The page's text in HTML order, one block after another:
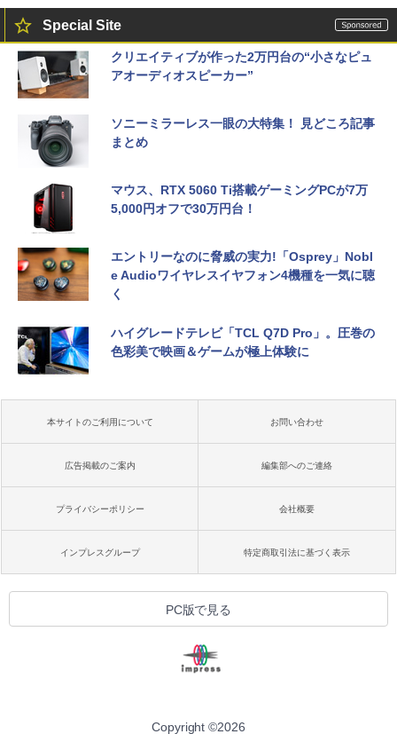
Special Site
クリエイティブが作った2万円台の“小さなピュ
アオーディオスピーカー”
ソニーミラーレス一眼の大特集！ 見どころ記事
まとめ
マウス、RTX 5060 Ti搭載ゲーミングPCが7万
5,000円オフで30万円台！
エントリーなのに脅威の実力!「Osprey」Nobl
e Audioワイヤレスイヤフォン4機種を一気に聴
く
ハイグレードテレビ「TCL Q7D Pro」。圧巻の
色彩美で映画＆ゲームが極上体験に
本サイトのご利用について お問い合わせ
広告掲載のご案内 編集部へのご連絡
プライバシーポリシー 会社概要
インプレスグループ 特定商取引法に基づく表示
PC版で見る
Copyright ©2026